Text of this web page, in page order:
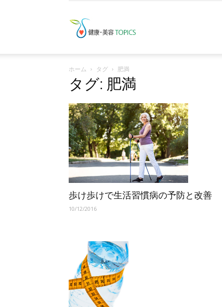
美
容
ホーム タグ 肥満
タグ: 肥満
歩け歩けで生活習慣病の予防と改善
10/12/2016